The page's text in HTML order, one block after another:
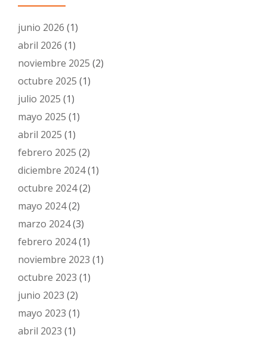
junio 2026 (1)
abril 2026 (1)
noviembre 2025 (2)
octubre 2025 (1)
julio 2025 (1)
mayo 2025 (1)
abril 2025 (1)
febrero 2025 (2)
diciembre 2024(1)
octubre 2024(2)
mayo 2024(2)
marzo 2024(3)
febrero 2024(1)
noviembre 2023 (1)
octubre 2023 (1)
junio 2023 (2)
mayo 2023 (1)
abril 2023 (1)